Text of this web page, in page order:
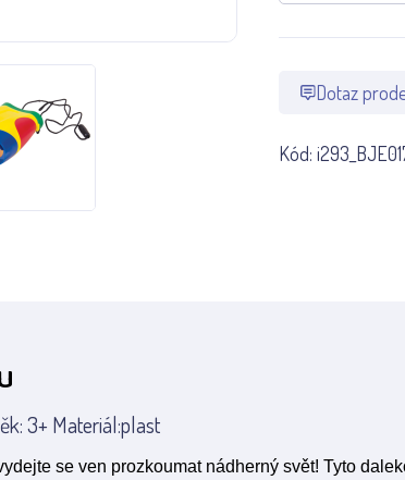
Dotaz
Kód:
3+ Materiál:plast
se ven prozkoumat nádherný svět! Tyto